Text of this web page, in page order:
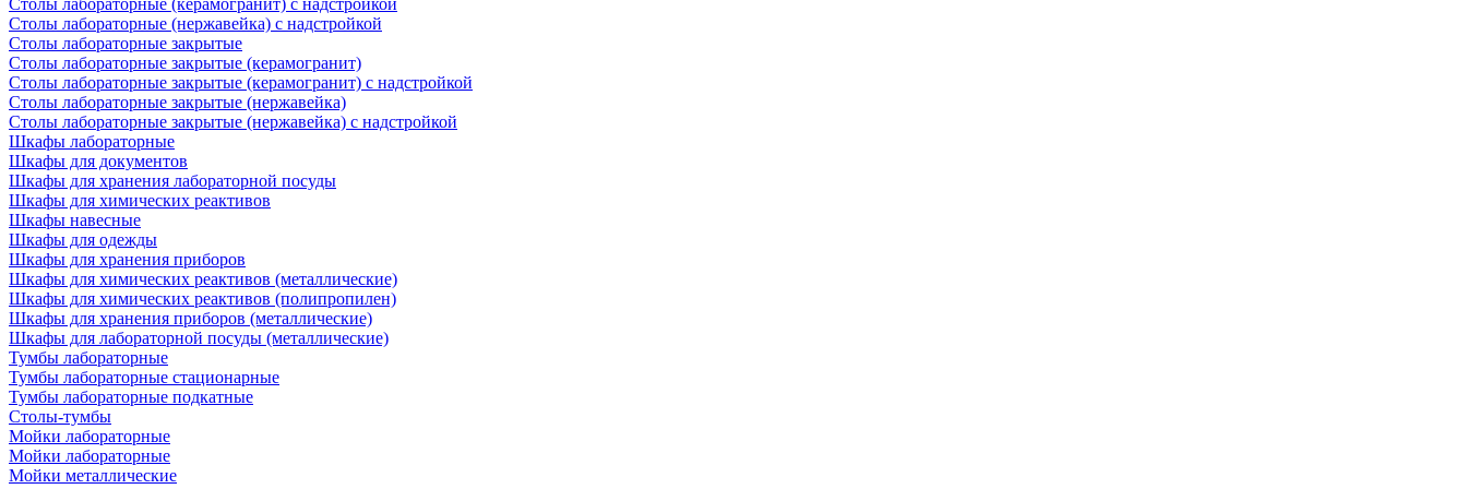
Столы лабораторные (керамогранит) с надстройкой
Столы лабораторные (нержавейка) с надстройкой
Столы лабораторные закрытые
Столы лабораторные закрытые (керамогранит)
Столы лабораторные закрытые (керамогранит) с надстройкой
Столы лабораторные закрытые (нержавейка)
Столы лабораторные закрытые (нержавейка) с надстройкой
Шкафы лабораторные
Шкафы для документов
Шкафы для хранения лабораторной посуды
Шкафы для химических реактивов
Шкафы навесные
Шкафы для одежды
Шкафы для хранения приборов
Шкафы для химических реактивов (металлические)
Шкафы для химических реактивов (полипропилен)
Шкафы для хранения приборов (металлические)
Шкафы для лабораторной посуды (металлические)
Тумбы лабораторные
Тумбы лабораторные стационарные
Тумбы лабораторные подкатные
Столы-тумбы
Мойки лабораторные
Мойки лабораторные
Мойки металлические